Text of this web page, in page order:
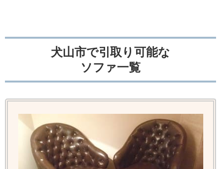
犬山市で引取り可能な
ソファ一覧